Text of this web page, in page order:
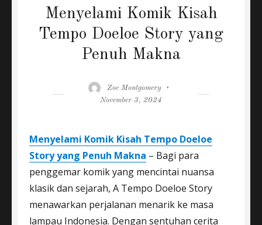
Menyelami Komik Kisah
Tempo Doeloe Story yang
Penuh Makna
Author
Zoe Montgomery
November 3, 2024
Menyelami Komik Kisah Tempo Doeloe
Story yang Penuh Makna – Bagi para
penggemar komik yang mencintai nuansa
klasik dan sejarah, A Tempo Doeloe Story
menawarkan perjalanan menarik ke masa
lampau Indonesia. Dengan sentuhan cerita